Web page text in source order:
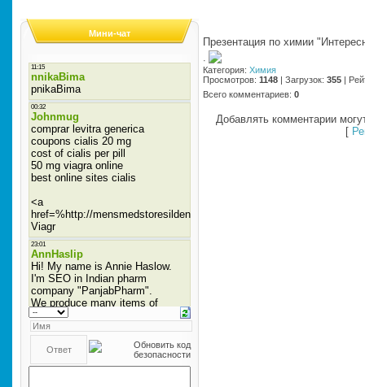
Мини-чат
Презентация по химии
·
Категория: Химия
Просмотров: 1148 | Загрузок: 355 |
Всего комментариев: 0
Добавлять комментарии
[